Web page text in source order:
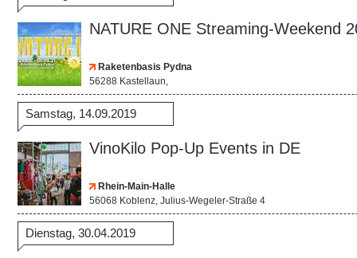
NATURE ONE Streaming-Weekend
Raketenbasis Pydna
56288 Kastellaun,
Samstag, 14.09.2019
VinoKilo Pop-Up Events in DE
Rhein-Main-Halle
56068 Koblenz, Julius-Wegeler-Straße 4
Dienstag, 30.04.2019